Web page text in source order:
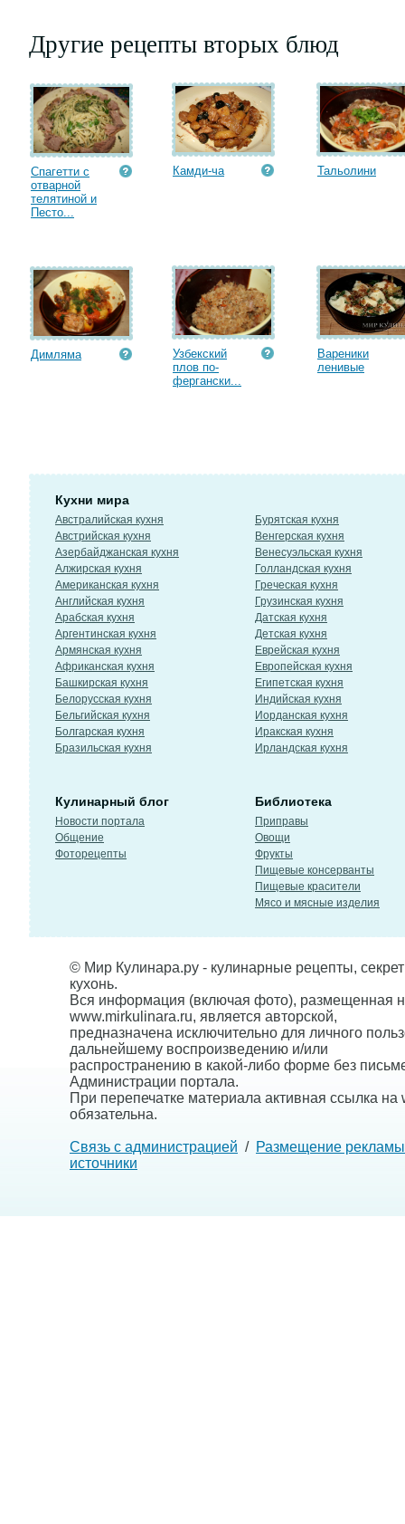
Другие рецепты вторых блюд
Спагетти с
отварной
телятиной и
Песто...
Камди-ча Тальолини
Димляма
Узбекский
плов по-
фергански...
Вареники
ленивые
Кухни мира
Австралийская кухня
Австрийская кухня
Азербайджанская кухня
Алжирская кухня
Американская кухня
Английская кухня
Арабская кухня
Аргентинская кухня
Армянская кухня
Африканская кухня
Башкирская кухня
Белорусская кухня
Бельгийская кухня
Болгарская кухня
Бразильская кухня
Бурятская кухня
Венгерская кухня
Венесуэльская кухня
Голландская кухня
Греческая кухня
Грузинская кухня
Датская кухня
Детская кухня
Еврейская кухня
Европейская кухня
Египетская кухня
Индийская кухня
Иорданская кухня
Иракская кухня
Ирландская кухня
Кулинарный блог
Новости портала
Общение
Фоторецепты
Библиотека
Приправы
Овощи
Фрукты
Пищевые консерванты
Пищевые красители
Мясо и мясные изделия
© Мир Кулинара.ру - кулинарные рецепты,
кухонь.
Вся информация (включая фото), размещенная
www.mirkulinara.ru, является авторской,
предназначена исключительно для личного
дальнейшему воспроизведению и/или
распространению в какой-либо форме без
Администрации портала.
При перепечатке материала активная ссылка на
обязательна.
Связь с администрацией / Размещение рекламы
источники